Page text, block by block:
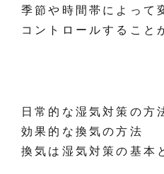
季節や時間帯によって
コントロールすること
日常的な湿気対策の方
効果的な換気の方法
換気は湿気対策の基本